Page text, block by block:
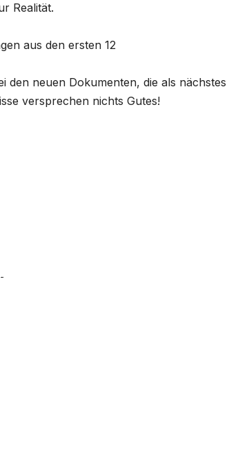
Realität.
aus den ersten 12
den neuen Dokumenten, die als nächstes
versprechen nichts Gutes!